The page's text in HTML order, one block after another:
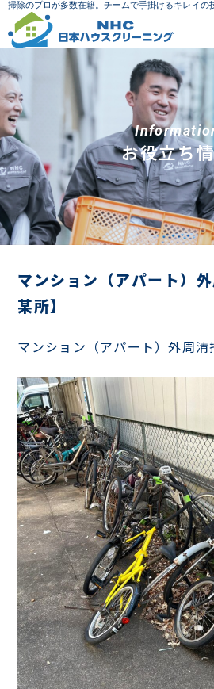
お役立ち
マンション（アパート）
某所】
マンション（アパート）外周清